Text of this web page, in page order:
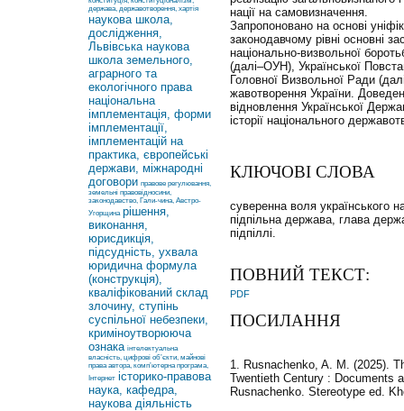
держава, державотворення, хартія
наукова школа,
дослідження,
Львівська наукова
школа земельного,
аграрного та
екологічного права
національна
імплементація, форми
імплементації,
імплементацій на
практика, європейські
держави, міжнародні
договори правове регулювання,
земельні правовідносини,
законодавство, Гали-чина, Австро-
Угорщина рішення,
виконання,
юрисдикція,
підсудність, ухвала
юридична формула
(конструкція),
кваліфікований склад
злочину, ступінь
суспільної небезпеки,
криміноутворююча
ознака інтелектуальна
власність, цифрові об’єкти, майнові
права автора, комп’ютерна програма,
Інтернет історико-правова
наука, кафедра,
наукова діяльність
нації на самовизначення.
Запропоновано на основі
законодавчому рівні основні
національно-визвольної
(далі–ОУН), Української
Головної Визвольної Ради
жавотворення України.
відновлення Української
історії національного
КЛЮЧОВІ СЛОВА
суверенна воля українського
підпільна держава, глава
підпіллі.
ПОВНИЙ ТЕКСТ:
PDF
ПОСИЛАННЯ
1. Rusnachenko, A. M. (2025).
Twentieth Century : Documents
Rusnachenko. Stereotype ed.